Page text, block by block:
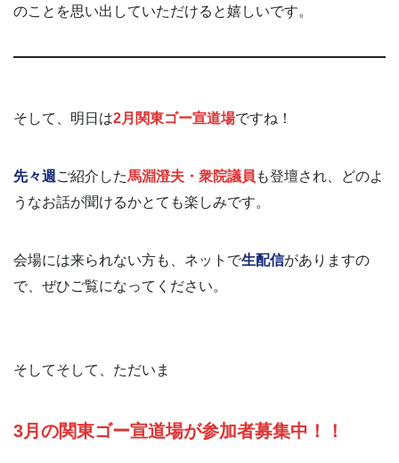
のことを思い出していただけると嬉しいです。
そして、明日は2月関東ゴー宣道場ですね！
先々週ご紹介した馬淵澄夫・衆院議員 も登壇され、どのよ
うなお話が聞けるかとても楽しみです。
会場には来られない方も、ネットで生配信がありますの
で、ぜひご覧になってください。
そしてそして、ただいま
3月の関東ゴー宣道場が参加者募集中！！